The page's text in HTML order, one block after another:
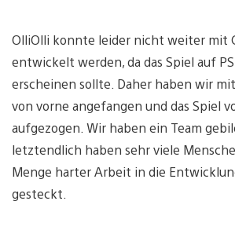
OlliOlli konnte leider nicht weiter mit
entwickelt werden, da das Spiel auf
erscheinen sollte. Daher haben wir
von vorne angefangen und das Spiel
aufgezogen. Wir haben ein Team
letztendlich haben sehr viele
Menge harter Arbeit in die
gesteckt.